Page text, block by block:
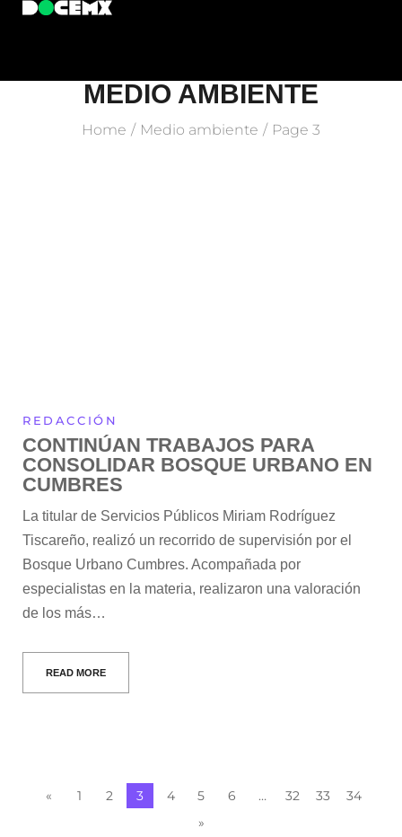
MEDIO AMBIENTE
Home / Medio ambiente / Page 3
REDACCIÓN
CONTINÚAN TRABAJOS PARA
CONSOLIDAR BOSQUE URBANO EN
CUMBRES
La titular de Servicios Públicos Miriam Rodríguez
Tiscareño, realizó un recorrido de supervisión por el
Bosque Urbano Cumbres. Acompañada por
especialistas en la materia, realizaron una valoración
de los más…
READ MORE
« 1 2 3 4 5 6 … 32 33
34
»